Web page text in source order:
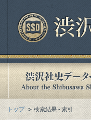
トップ 検索結果 - 索引